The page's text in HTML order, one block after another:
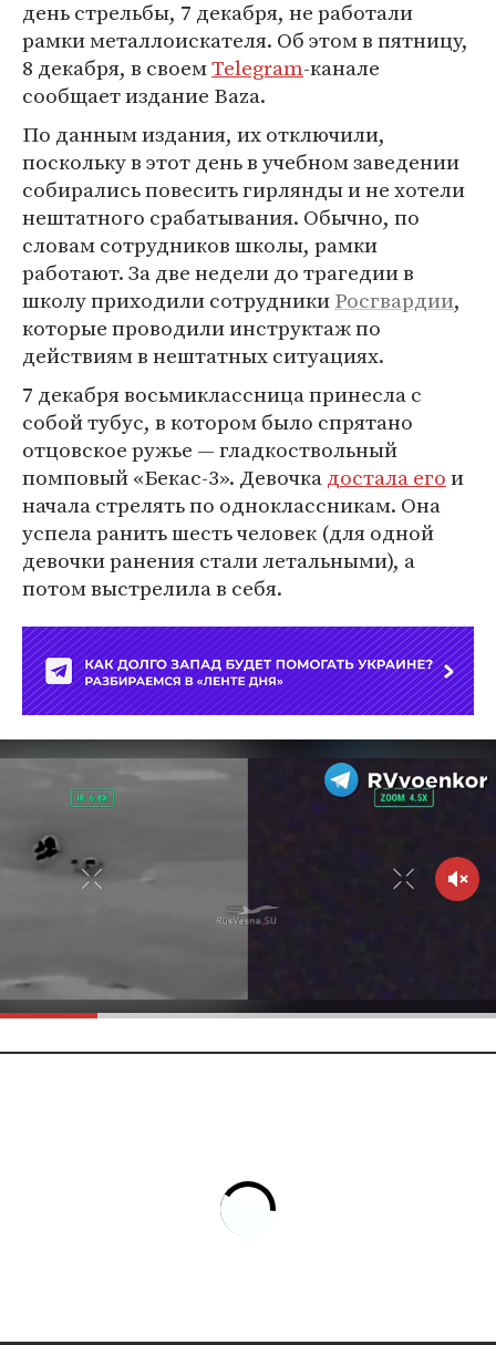
день стрельбы, 7 декабря, не работали
рамки металлоискателя. Об этом в пятницу,
8 декабря, в своемTelegram-канале
сообщает издание Baza.
По данным издания, их отключили,
поскольку в этот день в учебном заведении
собирались повесить гирлянды и не хотели
нештатного срабатывания. Обычно, по
словам сотрудников школы, рамки
работают. За две недели до трагедии в
школу приходили сотрудникиРосгвардии,
которые проводили инструктаж по
действиям в нештатных ситуациях.
7 декабря восьмиклассница принесла с
собой тубус, в котором было спрятано
отцовское ружье — гладкоствольный
помповый «Бекас-3». Девочкадостала егои
начала стрелять по одноклассникам. Она
успела ранить шесть человек (для одной
девочки ранения стали летальными), а
потом выстрелила в себя.